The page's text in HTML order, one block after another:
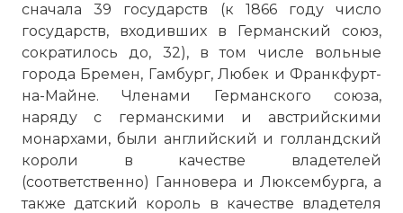
сначала 39 государств (к 1866 году число
государств, входивших в Германский союз,
сократилось до, 32), в том числе вольные
города Бремен, Гамбург, Любек и Франкфурт-
на-Майне. Членами Германского союза,
наряду с германскими и австрийскими
монархами, были английский и голландский
короли в качестве владетелей
(соответственно) Ганновера и Люксембурга, а
также датский король в качестве владетеля